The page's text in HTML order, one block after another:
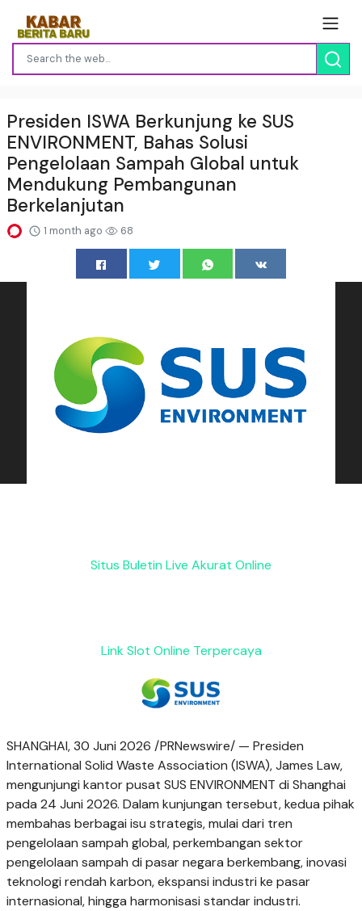
Presiden ISWA Berkunjung ke SUS
ENVIRONMENT, Bahas Solusi
Pengelolaan Sampah Global untuk
Mendukung Pembangunan
Berkelanjutan
1 month ago 68
Situs Buletin Live Akurat Online
Link Slot Online Terpercaya
SHANGHAI, 30 Juni 2026 /PRNewswire/ — Presiden
International Solid Waste Association (ISWA), James Law,
mengunjungi kantor pusat SUS ENVIRONMENT di Shanghai
pada 24 Juni 2026. Dalam kunjungan tersebut, kedua pihak
membahas berbagai isu strategis, mulai dari tren
pengelolaan sampah global, perkembangan sektor
pengelolaan sampah di pasar negara berkembang, inovasi
teknologi rendah karbon, ekspansi industri ke pasar
internasional, hingga harmonisasi standar industri.